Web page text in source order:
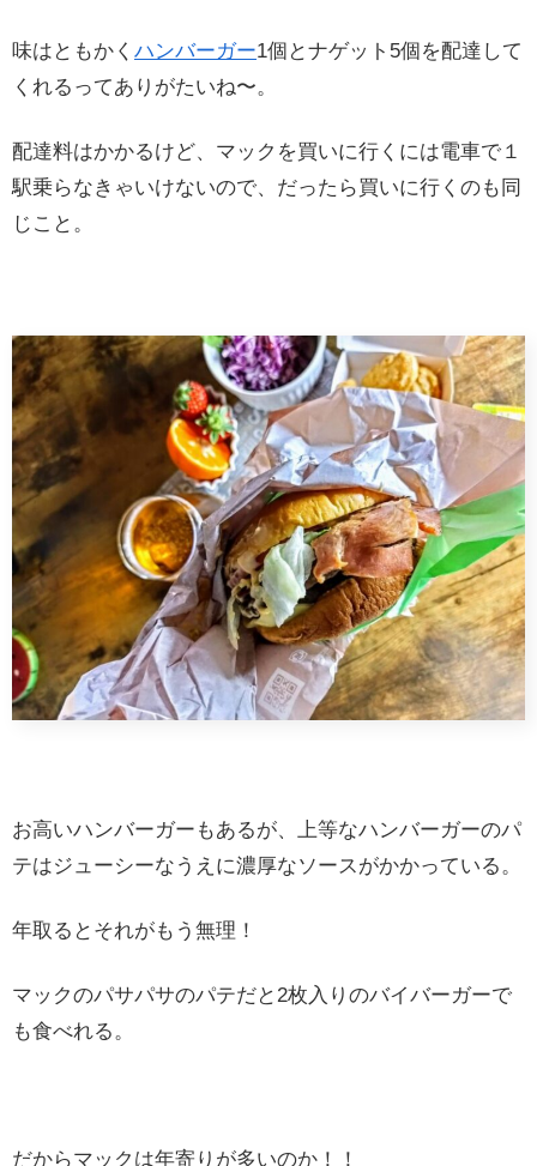
味はともかく ハンバーガー1個とナゲット5個を配達して
くれるってありがたいね〜。
配達料はかかるけど、マックを買いに行くには電車で１
駅乗らなきゃいけないので、だったら買いに行くのも同
じこと。
お高いハンバーガーもあるが、上等なハンバーガーのパ
テはジューシーなうえに濃厚なソースがかかっている。
年取るとそれがもう無理！
マックのパサパサのパテだと2枚入りのバイバーガーで
も食べれる。
だからマックは年寄りが多いのか！！